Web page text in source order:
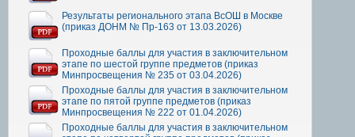
Результаты регионального этапа ВсОШ в Москве
(приказ ДОНМ № Пр-163 от 13.03.2026)
Проходные баллы для участия в заключительном
этапе по шестой группе предметов (приказ
Минпросвещения № 235 от 03.04.2026)
Проходные баллы для участия в заключительном
этапе по пятой группе предметов (приказ
Минпросвещения № 222 от 01.04.2026)
Проходные баллы для участия в заключительном